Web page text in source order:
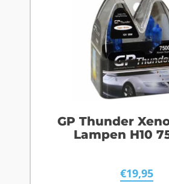
GP Thunder
Lampen H10
€19,95